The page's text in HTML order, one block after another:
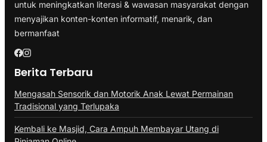
untuk meningkatkan literasi & wawasan masyarakat dengan
menyajikan konten-konten informatif, menarik, dan
bermanfaat
Berita Terbaru
Mengasah Sensorik dan Motorik Anak Lewat Permainan
Tradisional yang Terlupaka
Kembali ke Masjid, Cara Ampuh Membayar Utang di